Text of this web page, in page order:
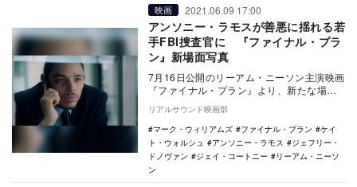
映画 2021.06.09 17:00
アンソニー・ラモスが善悪に揺れる若
手FBI捜査官に 『ファイナル・プラ
ン』新場面写真
7月16日公開のリーアム・ニーソン主演映画
『ファイナル・プラン』より、新たな場面
写真が公開された。 『シンドラーのリス
ト』や…
リアルサウンド映画部
マーク・ウィリアムズ
ファイナル・プラン
ケイ
ト・ウォルシュ
アンソニー・ラモス
ジェフリー・
ドノヴァン
ジェイ・コートニー
リーアム・ニーソ
ン